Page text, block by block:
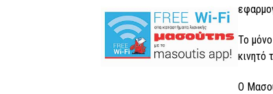
Το
κινητό
Ο